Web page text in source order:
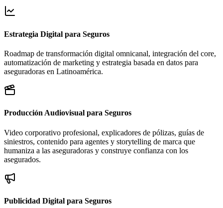
Estrategia Digital para Seguros
Roadmap de transformación digital omnicanal, integración del core,
automatización de marketing y estrategia basada en datos para
aseguradoras en Latinoamérica.
Producción Audiovisual para Seguros
Video corporativo profesional, explicadores de pólizas, guías de
siniestros, contenido para agentes y storytelling de marca que
humaniza a las aseguradoras y construye confianza con los
asegurados.
Publicidad Digital para Seguros